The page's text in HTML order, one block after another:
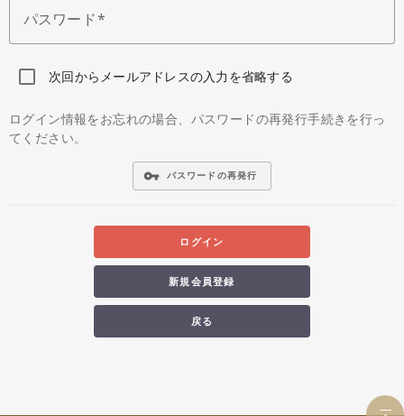
パスワード
次回からメールアドレスの入力を省略する
ログイン情報をお忘れの場合、パスワードの再発行手続きを行っ
てください。
vpn_key パスワードの再発行
ログイン
新規会員登録
戻る